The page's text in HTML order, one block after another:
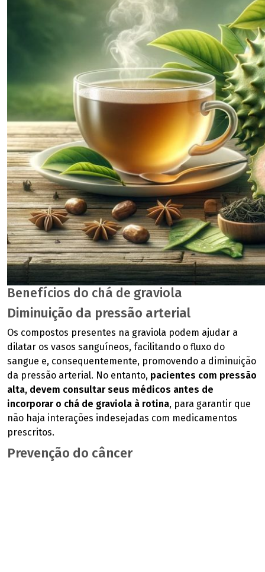
Benefícios do chá de graviola
Diminuição da pressão arterial
Os compostos presentes na graviola podem ajudar a
dilatar os vasos sanguíneos, facilitando o fluxo do
sangue e, consequentemente, promovendo a diminuição
da pressão arterial. No entanto, pacientes com pressão
alta, devem consultar seus médicos antes de
incorporar o chá de graviola à rotina, para garantir que
não haja interações indesejadas com medicamentos
prescritos.
Prevenção do câncer